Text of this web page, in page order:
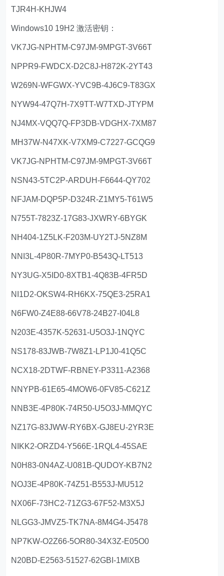
TJR4H-KHJW4
Windows10 19H2 激活密钥：
VK7JG-NPHTM-C97JM-9MPGT-3V66T
NPPR9-FWDCX-D2C8J-H872K-2YT43
W269N-WFGWX-YVC9B-4J6C9-T83GX
NYW94-47Q7H-7X9TT-W7TXD-JTYPM
NJ4MX-VQQ7Q-FP3DB-VDGHX-7XM87
MH37W-N47XK-V7XM9-C7227-GCQG9
VK7JG-NPHTM-C97JM-9MPGT-3V66T
NSN43-5TC2P-ARDUH-F6644-QY702
NFJAM-DQP5P-D324R-Z1MY5-T61W5
N755T-7823Z-17G83-JXWRY-6BYGK
NH404-1Z5LK-F203M-UY2TJ-5NZ8M
NNI3L-4P80R-7MYP0-B543Q-LT513
NY3UG-X5ID0-8XTB1-4Q83B-4FR5D
NI1D2-OKSW4-RH6KX-75QE3-25RA1
N6FW0-Z4E88-66V78-24B27-I04L8
N203E-4357K-52631-U5O3J-1NQYC
NS178-83JWB-7W8Z1-LP1J0-41Q5C
NCX18-2DTWF-RBNEY-P3311-A2368
NNYPB-61E65-4MOW6-0FV85-C621Z
NNB3E-4P80K-74R50-U5O3J-MMQYC
NZ17G-83JWW-RY6BX-GJ8EU-2YR3E
NIKK2-ORZD4-Y566E-1RQL4-45SAE
N0H83-0N4AZ-U081B-QUDOY-KB7N2
NOJ3E-4P80K-74Z51-B553J-MU512
NX06F-73HC2-71ZG3-67F52-M3X5J
NLGG3-JMVZ5-TK7NA-8M4G4-J5478
NP7KW-O2Z66-5OR80-34X3Z-E05O0
N20BD-E2563-51527-62GBI-1MIXB